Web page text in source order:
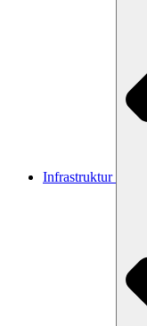
Infrastruktur